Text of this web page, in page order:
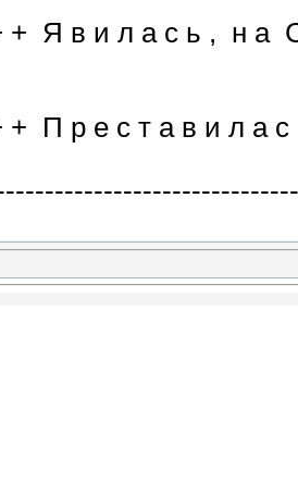
+ Я в и л а с ь , н а
+ П р е с т а в и л а